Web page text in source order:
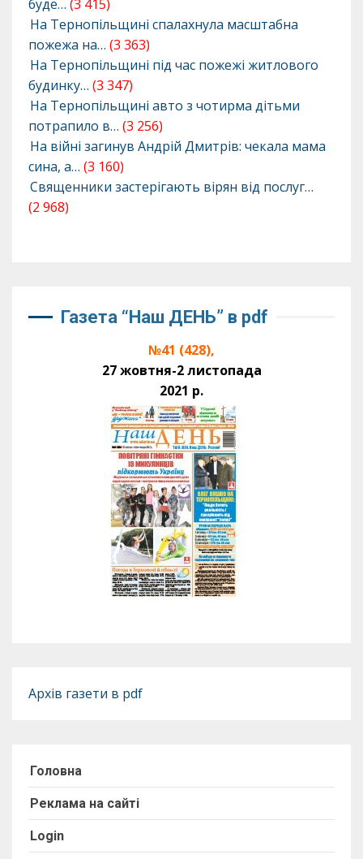
буде… (3 415)
На Тернопільщині спалахнула масштабна
пожежа на… (3 363)
На Тернопільщині під час пожежі житлового
будинку… (3 347)
На Тернопільщині авто з чотирма дітьми
потрапило в… (3 256)
На війні загинув Андрій Дмитрів: чекала мама
сина, а… (3 160)
Священники застерігають вірян від послуг…
(2 968)
Газета “Наш ДЕНЬ” в pdf
№41 (428),
27 жовтня-2 листопада
2021 р.
Архів газети в pdf
Головна
Реклама на сайті
Login